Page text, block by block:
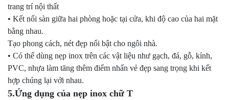
trang trí nội thất
• Kết nối sàn giữa hai phòng hoặc tại cửa, khi độ cao của hai mặt
bằng nhau.
Tạo phong cách, nét đẹp nổi bật cho ngôi nhà.
• Có thể dùng nẹp inox trên các vật liệu như gạch, đá, gỗ, kính,
PVC, nhựa làm tăng thêm điểm nhấn vẻ đẹp sang trọng khi kết
hợp chúng lại với nhau.
5.Ứng dụng của nẹp inox chữ T